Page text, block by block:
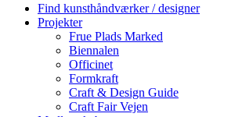
Find kunsthåndværker / designer
Projekter
Frue Plads Marked
Biennalen
Officinet
Formkraft
Craft & Design Guide
Craft Fair Vejen